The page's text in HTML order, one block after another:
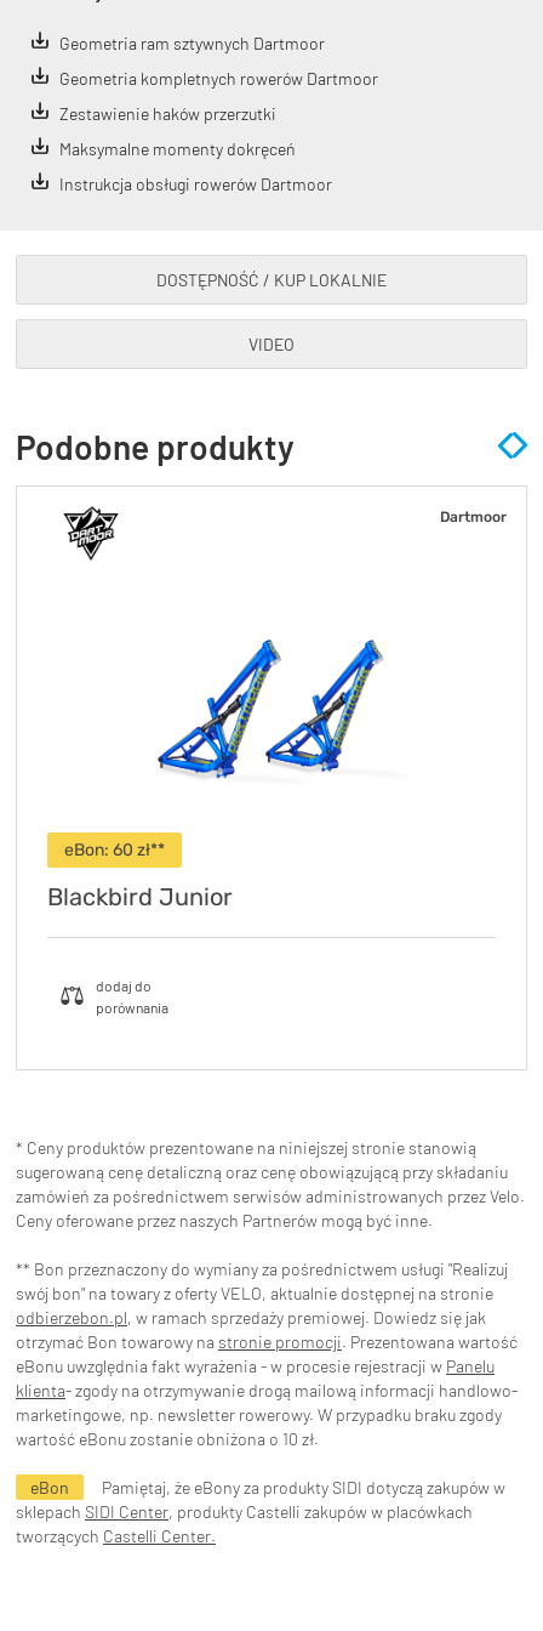
Geometria ram sztywnych Dartmoor
Geometria kompletnych rowerów Dartmoor
Zestawienie haków przerzutki
Maksymalne momenty dokręceń
Instrukcja obsługi rowerów Dartmoor
DOSTĘPNOŚĆ / KUP LOKALNIE
VIDEO
Podobne produkty
Dartmoor
eBon: 60 zł**
Blackbird Junior
* Ceny produktów prezentowane na niniejszej stronie stanowią
sugerowaną cenę detaliczną oraz cenę obowiązującą przy składaniu
zamówień za pośrednictwem serwisów administrowanych przez Velo.
Ceny oferowane przez naszych Partnerów mogą być inne.
** Bon przeznaczony do wymiany za pośrednictwem usługi "Realizuj
swój bon" na towary z oferty VELO, aktualnie dostępnej na stronie
odbierzebon.pl, w ramach sprzedaży premiowej. Dowiedz się jak
otrzymać Bon towarowy na stronie promocji. Prezentowana wartość
eBonu uwzględnia fakt wyrażenia - w procesie rejestracji w Panelu
klienta- zgody na otrzymywanie drogą mailową informacji handlowo-
marketingowe, np. newsletter rowerowy. W przypadku braku zgody
wartość eBonu zostanie obniżona o 10 zł.
eBon
Pamiętaj, że eBony za produkty SIDI dotyczą zakupów w
sklepach SIDI Center, produkty Castelli zakupów w placówkach
tworzących Castelli Center.